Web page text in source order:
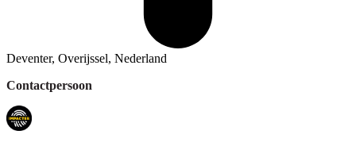
Deventer, Overijssel, Nederland
Contactpersoon